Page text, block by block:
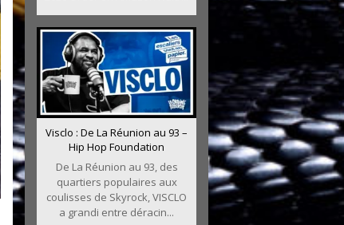
Visclo : De La Réunion au 93 –
Hip Hop Foundation
De La Réunion au 93, des
quartiers populaires aux
coulisses de Skyrock, VISCLO
a grandi entre déracin...